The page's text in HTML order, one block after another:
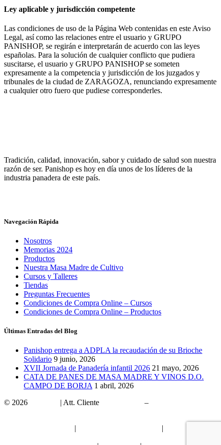
Ley aplicable y jurisdicción competente
Las condiciones de uso de la Página Web contenidas en este Aviso
Legal, así como las relaciones entre el usuario y GRUPO
PANISHOP, se regirán e interpretarán de acuerdo con las leyes
españolas. Para la solución de cualquier conflicto que pudiera
suscitarse, el usuario y GRUPO PANISHOP se someten
expresamente a la competencia y jurisdicción de los juzgados y
tribunales de la ciudad de ZARAGOZA, renunciando expresamente
a cualquier otro fuero que pudiese corresponderles.
Tradición, calidad, innovación, sabor y cuidado de salud son nuestra
razón de ser. Panishop es hoy en día unos de los líderes de la
industria panadera de este país.
Navegación Rápida
Nosotros
Memorias 2024
Productos
Nuestra Masa Madre de Cultivo
Cursos y Talleres
Tiendas
Preguntas Frecuentes
Condiciones de Compra Online – Cursos
Condiciones de Compra Online – Productos
Últimas Entradas del Blog
Panishop entrega a ADPLA la recaudación de su Brioche
Solidario 9 junio, 2026
XVII Jornada de Panadería infantil 2026 21 mayo, 2026
CATA DE PANES DE MASA MADRE Y VINOS D.O.
CAMPO DE BORJA 1 abril, 2026
© 2026
| Att. Cliente
–
| |